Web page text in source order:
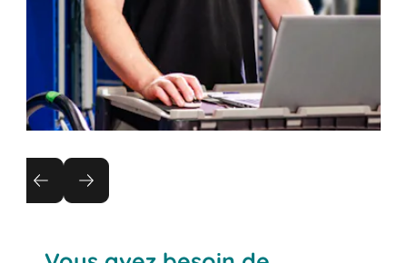
Inspection des rayonnages
L'inspection des installations de stockage